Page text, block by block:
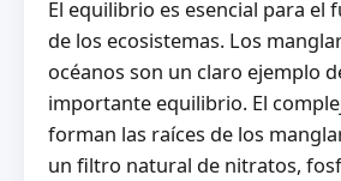
El equilibrio es esencial para el
de los ecosistemas. Los
océanos son un claro ejemplo
importante equilibrio. El
forman las raíces de los
un filtro natural de nitratos,